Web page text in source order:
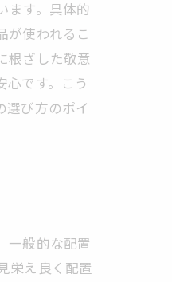
ます。具体的
が使われるこ
根ざした敬意
です。こう
選び方のポイ
一般的な配置
栄え良く配置